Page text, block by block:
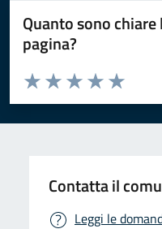
Quanto sono
pagina?
Valuta da 1 a 5 stelle la pagina
Valuta 5
Valuta 4
Valuta 3 stelle
Valuta 2 stelle su 5
Valuta 1 stelle su 5
Contatta il
Leggi le